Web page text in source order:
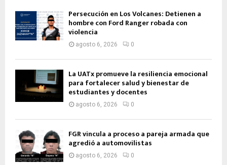
Persecución en Los Volcanes: Detienen a
hombre con Ford Ranger robada con
violencia
agosto 6, 2026 0
La UATx promueve la resiliencia emocional
para fortalecer salud y bienestar de
estudiantes y docentes
agosto 6, 2026 0
FGR vincula a proceso a pareja armada que
agredió a automovilistas
agosto 6, 2026 0